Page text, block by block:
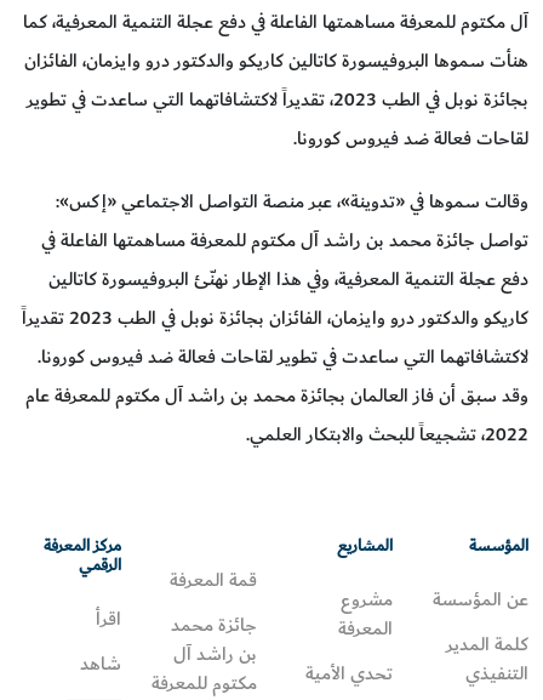
آل مكتوم للمعرفة مساهمتها الفاعلة في دفع عجلة التنمية المعرفية، كما
هنأت سموها البروفيسورة كاتالين كاريكو والدكتور درو وايزمان، الفائزان
بجائزة نوبل في الطب 2023، تقديراً لاكتشافاتهما التي ساعدت في تطوير
لقاحات فعالة ضد فيروس كورونا.
وقالت سموها في «تدوينة»، عبر منصة التواصل الاجتماعي «إكس»:
تواصل جائزة محمد بن راشد آل مكتوم للمعرفة مساهمتها الفاعلة في
دفع عجلة التنمية المعرفية، وفي هذا الإطار نهنّئ البروفيسورة كاتالين
كاريكو والدكتور درو وايزمان، الفائزان بجائزة نوبل في الطب 2023 تقديراً
لاكتشافاتهما التي ساعدت في تطوير لقاحات فعالة ضد فيروس كورونا.
وقد سبق أن فاز العالمان بجائزة محمد بن راشد آل مكتوم للمعرفة عام
2022، تشجيعاً للبحث والابتكار العلمي.
المؤسسة
عن المؤسسة
كلمة المدير
التنفيذي
المشاريع
مشروع
المعرفة
تحدي الأمية
قمة المعرفة
جائزة محمد
بن راشد آل
مكتوم للمعرفة
مركز المعرفة
الرقمي
اقرأ
شاهد